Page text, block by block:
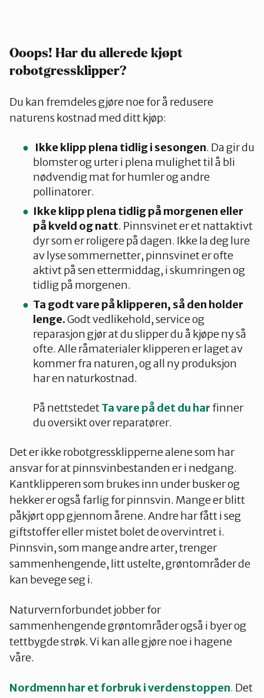
Ooops! Har du allerede kjøpt
robotgressklipper?
Du kan fremdeles gjøre noe for å redusere
naturens kostnad med ditt kjøp:
Ikke klipp plena tidlig i sesongen. Da gir du
blomster og urter i plena mulighet til å bli
nødvendig mat for humler og andre
pollinatorer.
Ikke klipp plena tidlig på morgenen eller
på kveld og natt. Pinnsvinet er et nattaktivt
dyr som er roligere på dagen. Ikke la deg lure
av lyse sommernetter, pinnsvinet er ofte
aktivt på sen ettermiddag, i skumringen og
tidlig på morgenen.
Ta godt vare på klipperen, så den holder
lenge.Godt vedlikehold, service og
reparasjon gjør at du slipper du å kjøpe ny så
ofte. Alle råmaterialer klipperen er laget av
kommer fra naturen, og all ny produksjon
har en naturkostnad.
På nettstedetTa vare på det du har finner
du oversikt over reparatører.
Det er ikke robotgressklipperne alene som har
ansvar for at pinnsvinbestanden er i nedgang.
Kantklipperen som brukes inn under busker og
hekker er også farlig for pinnsvin. Mange er blitt
påkjørt opp gjennom årene. Andre har fått i seg
giftstoffer eller mistet bolet de overvintret i.
Pinnsvin, som mange andre arter, trenger
sammenhengende, litt ustelte, grøntområder de
kan bevege seg i.
Naturvernforbundet jobber for
sammenhengende grøntområder også i byer og
tettbygde strøk. Vi kan alle gjøre noe i hagene
våre.
Nordmenn har et forbruk i verdenstoppen. Det